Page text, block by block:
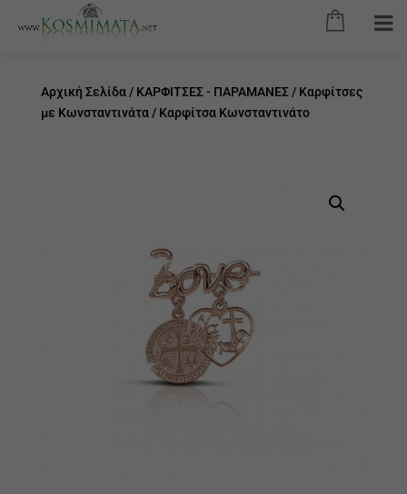
Αρχική Σελίδα/ ΚΑΡΦΙΤΣΕΣ - ΠΑΡΑΜΑΝΕΣ/ Καρφίτσες
με Κωνσταντινάτα/ Καρφίτσα Κωνσταντινάτο